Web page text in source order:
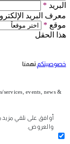
البريد *
معرف البريد
موقع *
هذا الحقل
خصوصيتكم تهمنا
events, news &
أوافق على تلقي مزيد
والعروض.